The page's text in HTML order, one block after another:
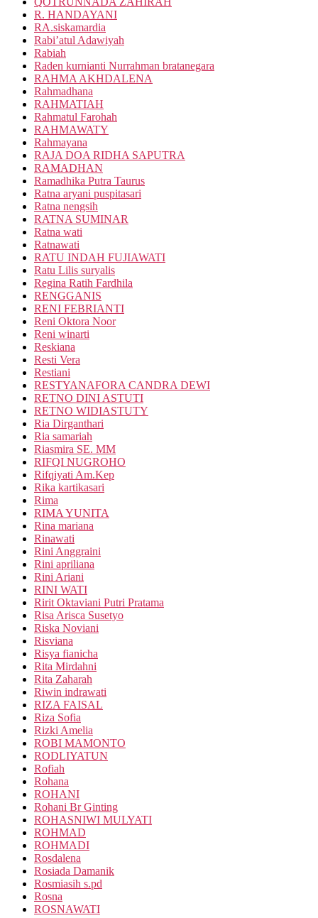
R. HANDAYANI
RA.siskamardia
Rabi’atul Adawiyah
Rabiah
Raden kurnianti Nurrahman bratanegara
RAHMA AKHDALENA
Rahmadhana
RAHMATIAH
Rahmatul Farohah
RAHMAWATY
Rahmayana
RAJA DOA RIDHA SAPUTRA
RAMADHAN
Ramadhika Putra Taurus
Ratna aryani puspitasari
Ratna nengsih
RATNA SUMINAR
Ratna wati
Ratnawati
RATU INDAH FUJIAWATI
Ratu Lilis suryalis
Regina Ratih Fardhila
RENGGANIS
RENI FEBRIANTI
Reni Oktora Noor
Reni winarti
Reskiana
Resti Vera
Restiani
RESTYANAFORA CANDRA DEWI
RETNO DINI ASTUTI
RETNO WIDIASTUTY
Ria Dirganthari
Ria samariah
Riasmira SE. MM
RIFQI NUGROHO
Rifqiyati Am.Kep
Rika kartikasari
Rima
RIMA YUNITA
Rina mariana
Rinawati
Rini Anggraini
Rini apriliana
Rini Ariani
RINI WATI
Ririt Oktaviani Putri Pratama
Risa Arisca Susetyo
Riska Noviani
Risviana
Risya fianicha
Rita Mirdahni
Rita Zaharah
Riwin indrawati
RIZA FAISAL
Riza Sofia
Rizki Amelia
ROBI MAMONTO
RODLIYATUN
Rofiah
Rohana
ROHANI
Rohani Br Ginting
ROHASNIWI MULYATI
ROHMAD
ROHMADI
Rosdalena
Rosiada Damanik
Rosmiasih s.pd
Rosna
ROSNAWATI